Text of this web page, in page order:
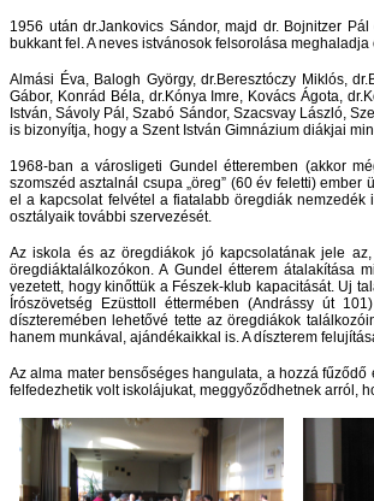
1956 után dr.Jankovics Sándor, majd dr. Bojnitzer
bukkant fel. A neves istvánosok felsorolása
Almási Éva, Balogh György, dr.Beresztóczy Miklós,
Gábor, Konrád Béla, dr.Kónya Imre, Kovács Ágota,
István, Sávoly Pál, Szabó Sándor, Szacsvay László,
is bizonyítja, hogy a Szent István Gimnázium diákjai
1968-ban a városligeti Gundel étteremben (akkor
szomszéd asztalnál csupa „öreg” (60 év feletti)
el a kapcsolat felvétel a fiatalabb öregdiák nemzedék
osztályaik további szervezését.
Az iskola és az öregdiákok jó kapcsolatának jele
öregdiáktalálkozókon. A Gundel étterem átalakítása
vezetett, hogy kinőttük a Fészek-klub kapacitását. Uj
Írószövetség Ezüsttoll éttermében (Andrássy út
díszteremében lehetővé tette az öregdiákok
hanem munkával, ajándékaikkal is. A díszterem
Az alma mater bensőséges hangulata, a hozzá
felfedezhetik volt iskolájukat, meggyőződhetnek arról,